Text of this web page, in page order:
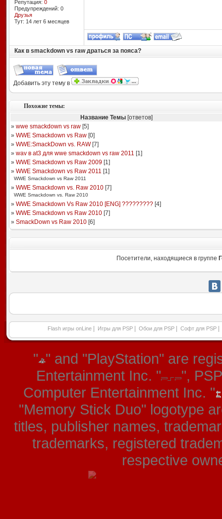
Репутация: 0
Предупреждений: 0
Друзья
Тут: 14 лет 6 месяцев
Как в smackdown vs raw драться за пояса?
Добавить эту тему в
Похожие темы:
Название Темы [ответов]
» wwe smackdown vs raw[5]
» WWE Smackdown vs Raw[0]
» WWE:SmackDown vs. RAW[7]
» wav в at3 для wwe smackdown vs raw 2011 [1]
» WWE Smackdown vs Raw 2009[1]
» WWE Smackdown vs Raw 2011 [1]
WWE Smackdown vs Raw 2011
» WWE Smackdown vs. Raw 2010[7]
WWE Smackdown vs. Raw 2010
» WWE Smackdown Vs Raw 2010 [ENG] ?????????[4]
» WWE Smackdown vs Raw 2010[7]
» SmackDown vs Raw 2010[6]
Посетители, находящиеся в группе
Flash игры onLine Игры для PSP Обои для PSP Софт для PSP
" " and "PlayStation" are
Entertainment Inc. "
",
Computer Entertainment Inc. "
"Memory Stick Duo" logotype
titles, publisher names,
trademarks, registered
respective